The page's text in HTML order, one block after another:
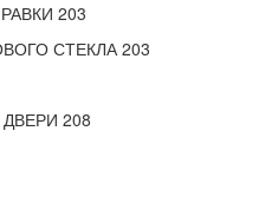
203
СТЕКЛА 203
208